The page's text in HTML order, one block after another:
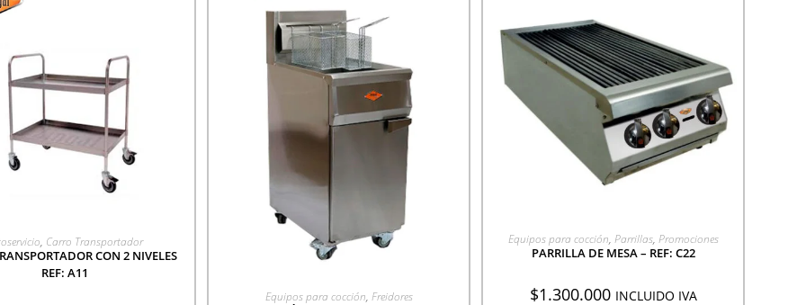
A COTIZACIÓN
, Carro Transportador
CON 2 NIVELES
REF: A11
AGREGAR A COTIZACIÓN
Equipos para cocción, Freidores
AGREGAR A COTIZACIÓN
Equipos para cocción, Parrillas, Promociones
PARRILLA DE MESA – REF: C22
$1.300.000 INCLUIDO IVA